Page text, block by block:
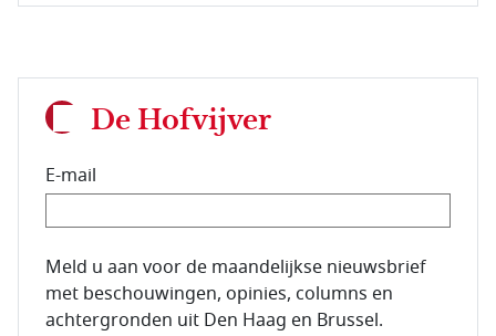
De Hofvijver
E-mail
E-mailadres van de abonnee.
Meld u aan voor de maandelijkse nieuwsbrief
met beschouwingen, opinies, columns en
achtergronden uit Den Haag en Brussel.